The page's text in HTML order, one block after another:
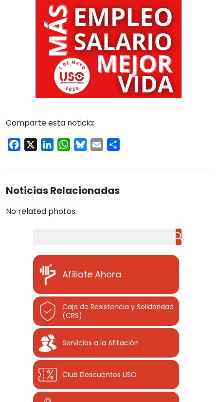
Comparte esta noticia:
Facebook LinkedInWhatsApp
Bluesky
Email
Noticias Relacionadas
No related photos.
Afíliate Ahora
Caja de Resistencia y Solidaridad
(CRS)
Servicios a la Afiliación
Club Descuentos USO